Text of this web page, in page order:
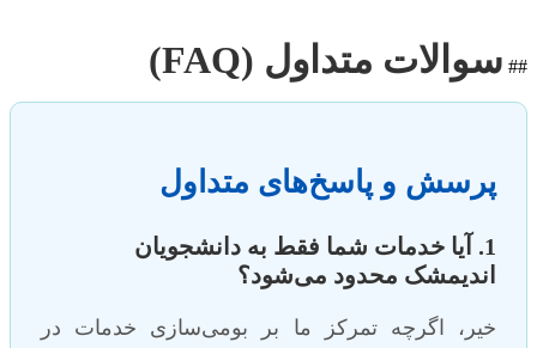
## سوالات متداول (FAQ)
پرسش و پاسخ‌های متداول
1. آیا خدمات شما فقط به دانشجویان
اندیمشک محدود می‌شود؟
خیر، اگرچه تمرکز ما بر بومی‌سازی خدمات در